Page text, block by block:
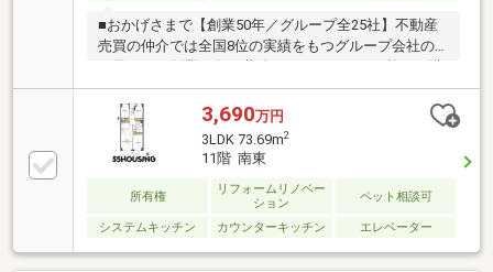
■おかげさまで【創業50年／グループ全25社】不動産
売買の仲介では全国8位の実績をもつグループ会社の
入・ご売却・お買替え全てをサポート致します■東宝
ハウスNEXTアフターサポート専門のグループ会社。
ライフパートナー（FP資格）が住まいの問題点や暮ら
しの不安を解消します■東宝ハウスフィナンシャル不
が更に充実したオリジナル提携住宅ローンをお届けし
ます■未来カレンダー東宝ハウス独自開発のライフシ
ミュレーションソフト。ローン完済までの家計収支を
視える化し、将来のリスクや不安を対策します
3,690万円
3LDK 73.69m2
11階 南東
所有権
リフォームリノベー
ション
ペット相談可
システムキッチン カウンターキッチン エレベーター